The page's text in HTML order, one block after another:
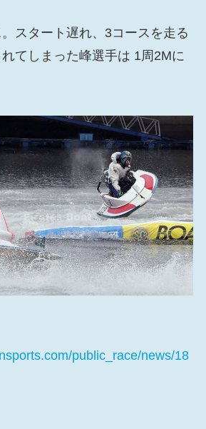
スタート遅れ、3コースを走る
てしまった峰選手は 1周2Mに
public_race/news/18